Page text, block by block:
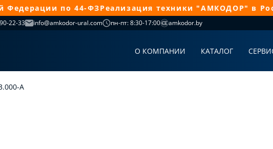
по 44-ФЗРеализация техники "АМКОДОР" в
22-33 info@amkodor-ural.com пн-пт: 8:30-17:00 amkodor.by
О КОМПАНИИ КАТАЛОГ
А